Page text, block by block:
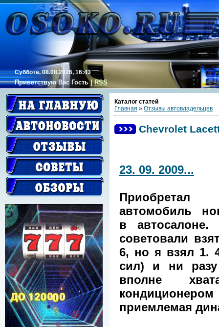
Суббота, 08.08.2026, 16:43
Приветствую Вас Гость|RSS
Каталог статей
Главная » Отзывы автовладельцев
Chevrolet
23. 09. 2009...
Приобретал
автомобиль
в автосалоне.
советовали
6, но я взял 1.
сил) и ни
вполне
приемлемая